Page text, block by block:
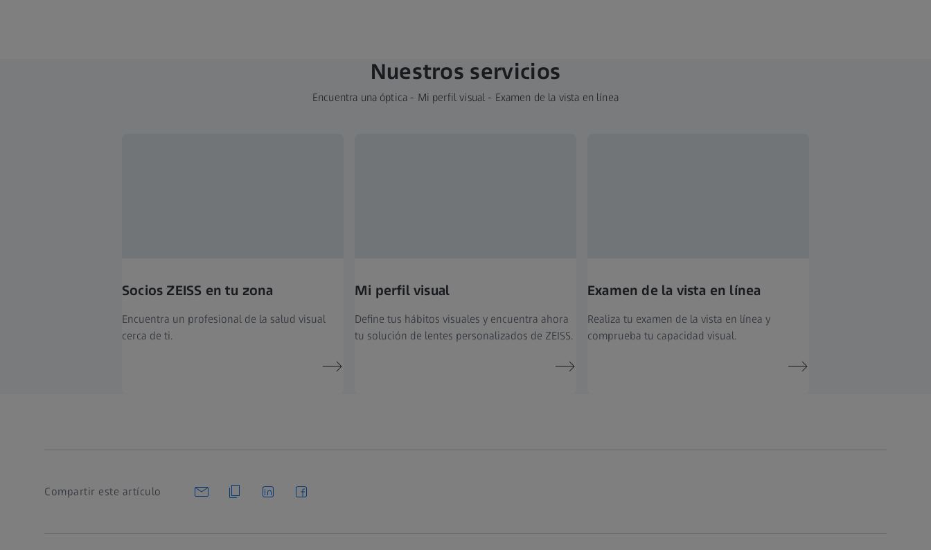
Nuestros servicios
Encuentra una óptica - Mi perfil visual - Examen de la vista en línea
Socios ZEISS en tu zona
Encuentra un profesional de la salud visual
cerca de ti.
Mi perfil visual
Define tus hábitos visuales y encuentra ahora
tu solución de lentes personalizados de ZEISS.
Examen de la vista en línea
Realiza tu examen de la vista en línea y
comprueba tu capacidad visual.
Compartir este artículo